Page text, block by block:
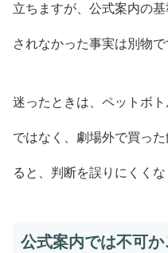
立ちますが、公式案内の
されなかった事実は別物で
迷ったときは、ペットボ
ではなく、劇場外で買っ
ると、判断を誤りにくくな
公式案内では不可